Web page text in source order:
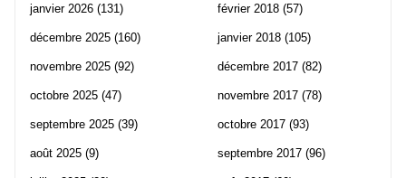
janvier 2026 (131)
décembre 2025 (160)
novembre 2025 (92)
octobre 2025 (47)
septembre 2025 (39)
août 2025 (9)
février 2018 (57)
janvier 2018 (105)
décembre 2017 (82)
novembre 2017 (78)
octobre 2017 (93)
septembre 2017 (96)